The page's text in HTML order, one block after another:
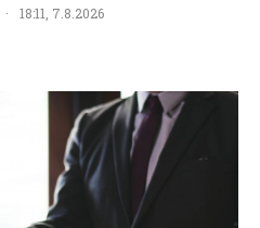
· 18:11, 7.8.2026